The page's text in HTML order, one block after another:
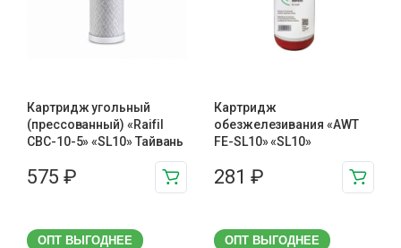
Картридж угольный
(прессованный) «Raifil
CBC-10-5» «SL10» Тайвань
575 ₽
Картридж
обезжелезивания «AWT
FE-SL10» «SL10»
281 ₽
ОПТ ВЫГОДНЕЕ ОПТ ВЫГОДНЕЕ